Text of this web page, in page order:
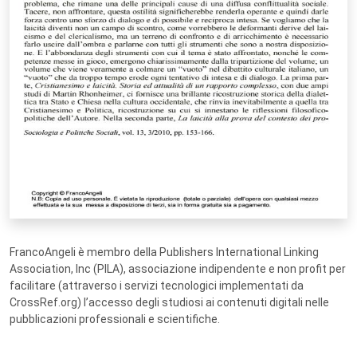
FrancoAngeli è membro della Publishers International Linking
Association, Inc (PILA), associazione indipendente e non profit per
facilitare (attraverso i servizi tecnologici implementati da
CrossRef.org) l’accesso degli studiosi ai contenuti digitali nelle
pubblicazioni professionali e scientifiche.